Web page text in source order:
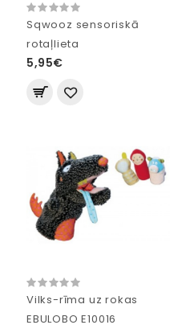
Sqwooz sensoriskā
rotaļlieta
5,95€
Vilks-rīma uz rokas
EBULOBO E10016